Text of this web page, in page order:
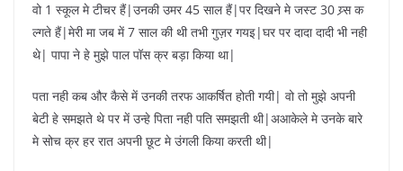
वो 1 स्कूल मे टीचर हैं|उनकी उमर 45 साल हैं|पर दिखने मे जस्ट 30 य्र्स क
ल्गते हैं|मेरी मा जब में 7 साल की थी तभी गुज़र गयइ|घर पर दादा दादी भी नही
थे| पापा ने हे मुझे पाल पॉस क्र बड़ा किया था|
पता नही कब और कैसे में उनकी तरफ आकर्षित होती गयी| वो तो मुझे अपनी
बेटी हे समझते थे पर में उन्हे पिता नही पति समझती थी|अआकेले मे उनके बारे
मे सोच क्र हर रात अपनी छूट मे उंगली किया करती थी|